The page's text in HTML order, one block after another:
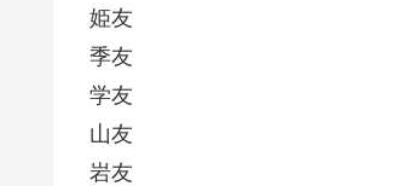
姫友
季友
学友
山友
岩友